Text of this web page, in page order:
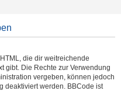
die dir weitreichende
gibt. Die Rechte zur Verwendung
vergeben, können jedoch
deaktiviert werden. BBCode ist